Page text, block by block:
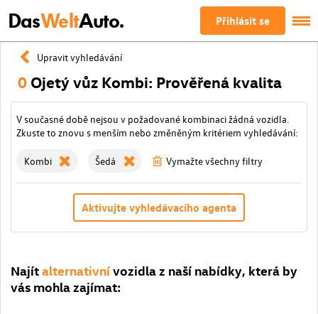
DasWeltAuto. Přihlásit se
Upravit vyhledávání
0 Ojetý vůz Kombi: Prověřená kvalita
V současné době nejsou v požadované kombinaci žádná vozidla.
Zkuste to znovu s menším nebo změněným kritériem vyhledávání:
Kombi Šedá Vymažte všechny filtry
Aktivujte vyhledávacího agenta
Najítalternativnívozidla z naší nabídky, která by
vás mohla zajímat: